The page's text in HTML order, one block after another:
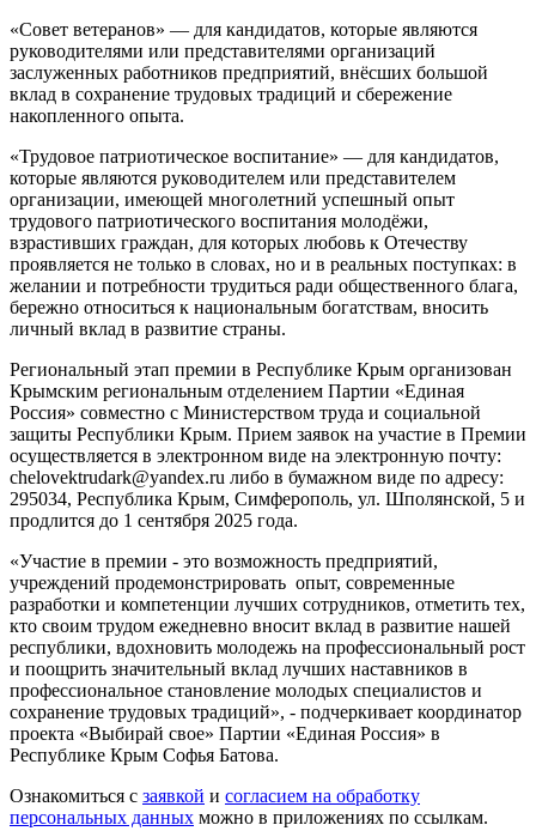
«Совет ветеранов» — для кандидатов, которые являются
руководителями или представителями организаций
заслуженных работников предприятий, внёсших большой
вклад в сохранение трудовых традиций и сбережение
накопленного опыта.
«Трудовое патриотическое воспитание» — для кандидатов,
которые являются руководителем или представителем
организации, имеющей многолетний успешный опыт
трудового патриотического воспитания молодёжи,
взрастивших граждан, для которых любовь к Отечеству
проявляется не только в словах, но и в реальных поступках: в
желании и потребности трудиться ради общественного блага,
бережно относиться к национальным богатствам, вносить
личный вклад в развитие страны.
Региональный этап премии в Республике Крым организован
Крымским региональным отделением Партии «Единая
Россия» совместно с Министерством труда и социальной
защиты Республики Крым. Прием заявок на участие в Премии
осуществляется в электронном виде на электронную почту:
chelovektrudark@yandex.ru либо в бумажном виде по адресу:
295034, Республика Крым, Симферополь, ул. Шполянской, 5 и
продлится до 1 сентября 2025 года.
«Участие в премии - это возможность предприятий,
учреждений продемонстрировать опыт, современные
разработки и компетенции лучших сотрудников, отметить тех,
кто своим трудом ежедневно вносит вклад в развитие нашей
республики, вдохновить молодежь на профессиональный рост
и поощрить значительный вклад лучших наставников в
профессиональное становление молодых специалистов и
сохранение трудовых традиций», - подчеркивает координатор
проекта «Выбирай свое» Партии «Единая Россия» в
Республике Крым Софья Батова.
Ознакомиться с заявкой и согласием на обработку
персональных данных можно в приложениях по ссылкам.